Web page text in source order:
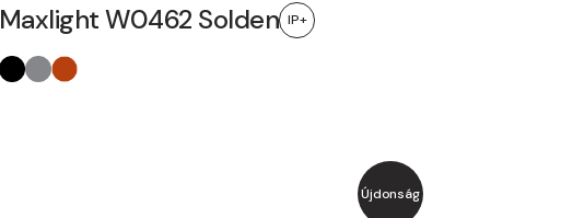
Maxlight W0462 Solden IP+
Újdonság